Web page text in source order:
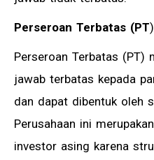
Perseroan Terbatas (PT)
Perseroan Terbatas (PT)
jawab terbatas kepada
dan dapat dibentuk oleh
Perusahaan ini
investor asing karena